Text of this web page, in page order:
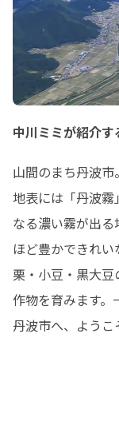
中川ミミが紹介す
山間のまち丹波市
地表には「丹波
なる濃い霧が出
ほど豊かできれい
栗・小豆・黒大
作物を育みます。
丹波市へ、ようこ